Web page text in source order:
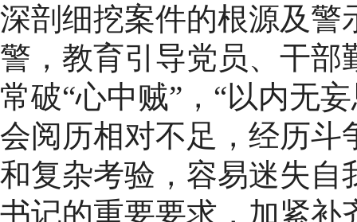
深剖细挖案件的根源及警
警，教育引导党员、干部
常破“心中贼”，“以内无
会阅历相对不足，经历斗
和复杂考验，容易迷失自
书记的重要要求，加紧补